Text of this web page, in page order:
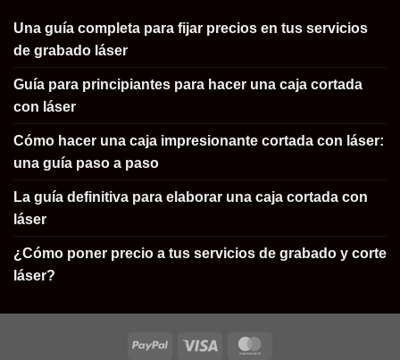
Una guía completa para fijar precios en tus servicios
de grabado láser
Guía para principiantes para hacer una caja cortada
con láser
Cómo hacer una caja impresionante cortada con láser:
una guía paso a paso
La guía definitiva para elaborar una caja cortada con
láser
¿Cómo poner precio a tus servicios de grabado y corte
láser?